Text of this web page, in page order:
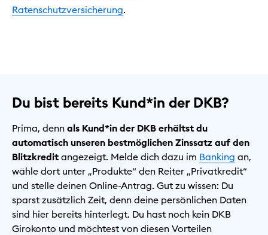
Ratenschutzversicherung.
Du bist bereits Kund*in der DKB?
Prima, denn als Kund*in der DKB erhältst du
automatisch unseren bestmöglichen Zinssatz auf den
Blitzkredit angezeigt. Melde dich dazu im Banking an,
wähle dort unter „Produkte“ den Reiter „Privatkredit“
und stelle deinen Online-Antrag. Gut zu wissen: Du
sparst zusätzlich Zeit, denn deine persönlichen Daten
sind hier bereits hinterlegt. Du hast noch kein DKB
Girokonto und möchtest von diesen Vorteilen